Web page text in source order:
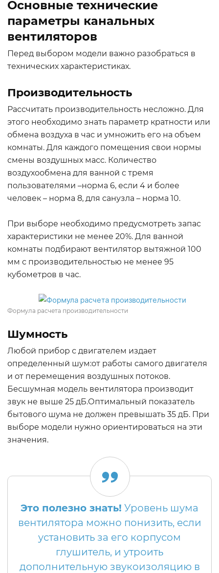
Основные технические
параметры канальных
вентиляторов
Перед выбором модели важно разобраться в
технических характеристиках.
Производительность
Рассчитать производительность несложно. Для
этого необходимо знать параметр кратности или
обмена воздуха в час и умножить его на объем
комнаты. Для каждого помещения свои нормы
смены воздушных масс. Количество
воздухообмена для ванной с тремя
пользователями –норма 6, если 4 и более
человек – норма 8, для санузла – норма 10.
При выборе необходимо предусмотреть запас
характеристики не менее 20%. Для ванной
комнаты подбирают вентилятор вытяжной 100
мм с производительностью не менее 95
кубометров в час.
Формула расчета производительности
Шумность
Любой прибор с двигателем издает
определенный шум:от работы самого двигателя
и от перемещения воздушных потоков.
Бесшумная модель вентилятора производит
звук не выше 25 дБ.Оптимальный показатель
бытового шума не должен превышать 35 дБ. При
выборе модели нужно ориентироваться на эти
значения.
Это полезно знать! Уровень шума
вентилятора можно понизить, если
установить за его корпусом
глушитель, и утроить
дополнительную звукоизоляцию в